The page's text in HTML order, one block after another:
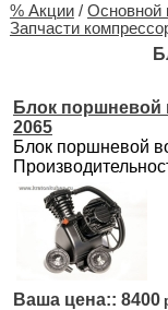
% Акции/ Основной
Запчасти
Блок
2065
Блок поршневой
8400